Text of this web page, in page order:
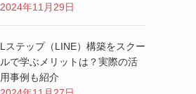
2024年11月29日
Lステップ（LINE）構築をスクー
ルで学ぶメリットは？実際の活
用事例も紹介